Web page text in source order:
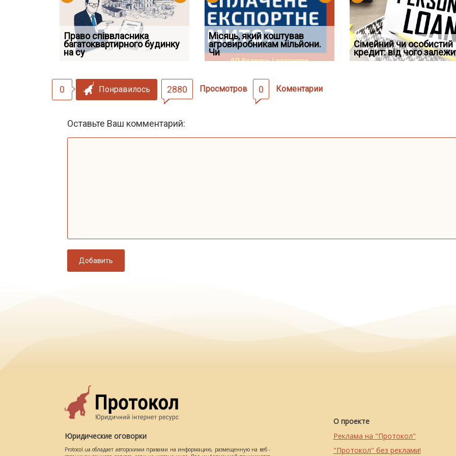
Право співвласника
багатоквартирного будинку
на су
Якщо суд встановив для
відшкодування шкоди
наявніс
Документи, на яких не
проставляється апостиль:
пер
ФУНДАМЕНТАЛЬНА
ПРОБЛЕМА «СУДОВОЇ
ПРАКТИКИ», АБО ПР
Місяць, який коштував
агровиробникам мільйони.
Чи
Огляд практики ВС від
Ростислава Кравця, що
опублі
Чи потрібна ФОП печатка у
2026 році: правила засто
Сімейний чи особистий
кредит: від чого
Восьмий ААС
підтвердив, що
скас
0 Понравилось 2880 Просмотров 0 Коментарии
Оставьте Ваш комментарий:
Добавить
Юридические оговорки
Protocol.ua обладает авторскими правами на информацию, размещенную на веб -
О проекте
Реклама на "Протокол"
"Протокол" без реклами!